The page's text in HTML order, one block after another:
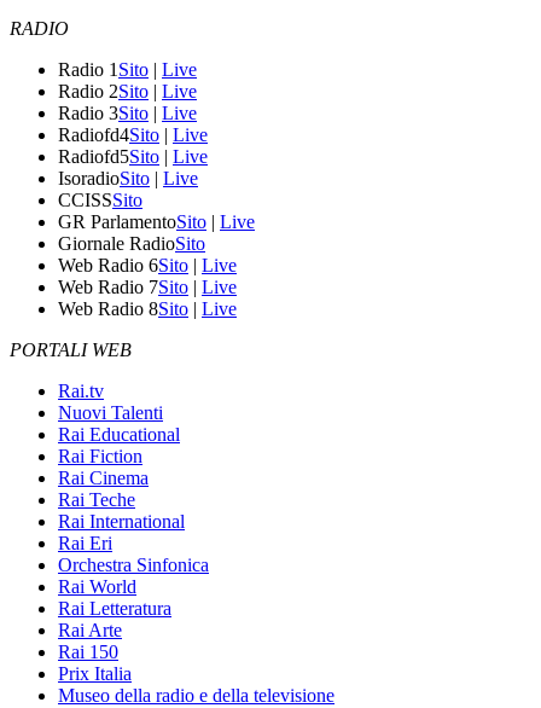
RADIO
Radio 1 Sito | Live
Radio 2Sito | Live
Radio 3Sito | Live
Radiofd4Sito | Live
Radiofd5Sito | Live
IsoradioSito | Live
CCISSSito
GR ParlamentoSito | Live
Giornale RadioSito
Web Radio 6Sito | Live
Web Radio 7Sito | Live
Web Radio 8Sito | Live
PORTALI WEB
Rai.tv
Nuovi Talenti
Rai Educational
Rai Fiction
Rai Cinema
Rai Teche
Rai International
Rai Eri
Orchestra Sinfonica
Rai World
Rai Letteratura
Rai Arte
Rai 150
Prix Italia
Museo della radio e della televisione